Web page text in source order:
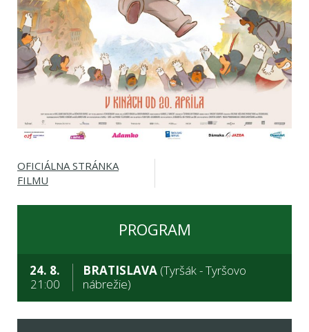
OFICIÁLNA STRÁNKA
FILMU
PROGRAM
24. 8.
21:00
BRATISLAVA (Tyršák - Tyršovo
nábrežie)